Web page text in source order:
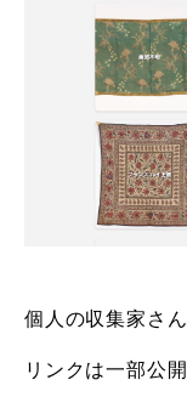
個人の収集家さ
リンクは一部公